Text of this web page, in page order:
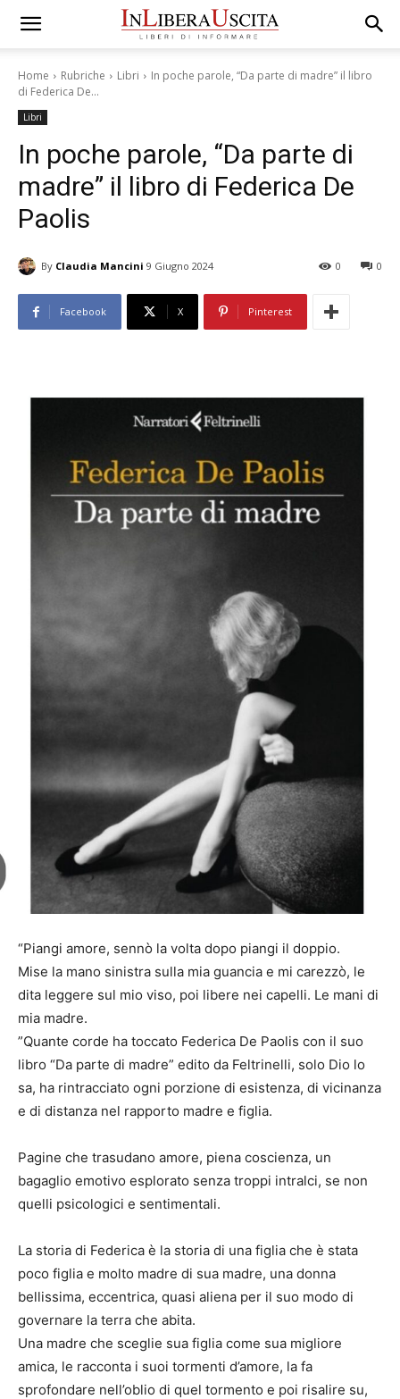
Home Rubriche Libri
In poche parole, “Da parte di madre” il libro
di Federica De...
Libri
In poche parole, “Da parte di
madre” il libro di Federica De
Paolis
By Claudia Mancini 9 Giugno 2024 0
0
Facebook X Pinterest
“Piangi amore, sennò la volta dopo piangi il doppio.
Mise la mano sinistra sulla mia guancia e mi carezzò, le
dita leggere sul mio viso, poi libere nei capelli. Le mani di
mia madre.
”Quante corde ha toccato Federica De Paolis con il suo
libro “Da parte di madre” edito da Feltrinelli, solo Dio lo
sa, ha rintracciato ogni porzione di esistenza, di vicinanza
e di distanza nel rapporto madre e figlia.
Pagine che trasudano amore, piena coscienza, un
bagaglio emotivo esplorato senza troppi intralci, se non
quelli psicologici e sentimentali.
La storia di Federica è la storia di una figlia che è stata
poco figlia e molto madre di sua madre, una donna
bellissima, eccentrica, quasi aliena per il suo modo di
governare la terra che abita.
Una madre che sceglie sua figlia come sua migliore
amica, le racconta i suoi tormenti d’amore, la fa
sprofondare nell’oblio di quel tormento e poi risalire su,